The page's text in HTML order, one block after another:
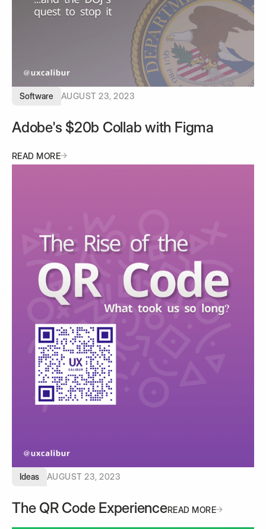
Software AUGUST 23, 2023
Adobe's $20b Collab with Figma
READ MORE
Ideas AUGUST 23, 2023
The QR Code ExperienceREAD MORE